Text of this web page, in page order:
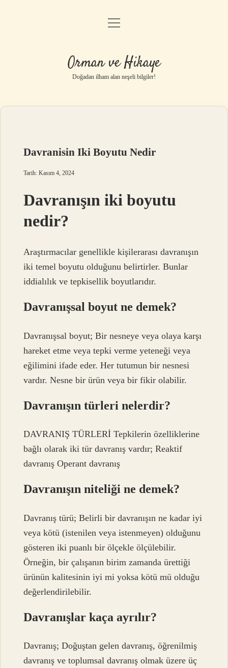
Anasayfa
Yasal Uyarı
menüyü
Orman ve Hikaye
Doğadan ilham alan neşeli bilgiler!
Davranisin Iki Boyutu Nedir
Tarih: Kasım 4, 2024
Davranışın iki boyutu
nedir?
Araştırmacılar genellikle kişilerarası davranışın
iki temel boyutu olduğunu belirtirler. Bunlar
iddialılık ve tepkisellik boyutlarıdır.
Davranışsal boyut ne demek?
Davranışsal boyut; Bir nesneye veya olaya karşı
hareket etme veya tepki verme yeteneği veya
eğilimini ifade eder. Her tutumun bir nesnesi
vardır. Nesne bir ürün veya bir fikir olabilir.
Davranışın türleri nelerdir?
DAVRANIŞ TÜRLERİ Tepkilerin özelliklerine
bağlı olarak iki tür davranış vardır; Reaktif
davranış Operant davranış
Davranışın niteliği ne demek?
Davranış türü; Belirli bir davranışın ne kadar iyi
veya kötü (istenilen veya istenmeyen) olduğunu
gösteren iki puanlı bir ölçekle ölçülebilir.
Örneğin, bir çalışanın birim zamanda ürettiği
ürünün kalitesinin iyi mi yoksa kötü mü olduğu
değerlendirilebilir.
Davranışlar kaça ayrılır?
Davranış; Doğuştan gelen davranış, öğrenilmiş
davranış ve toplumsal davranış olmak üzere üç